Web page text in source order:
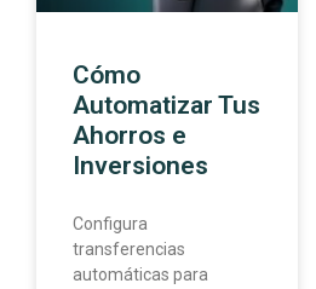
Cómo
Automatizar Tus
Ahorros e
Inversiones
Configura
transferencias
automáticas para